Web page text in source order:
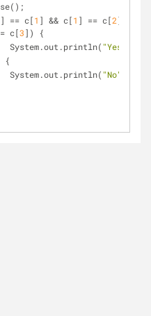
] == c[1 ] && c[1 ] == c[2] ||
c[3]) {
			System.out.println(
"Yes"
{
			System.out.println(
"No"